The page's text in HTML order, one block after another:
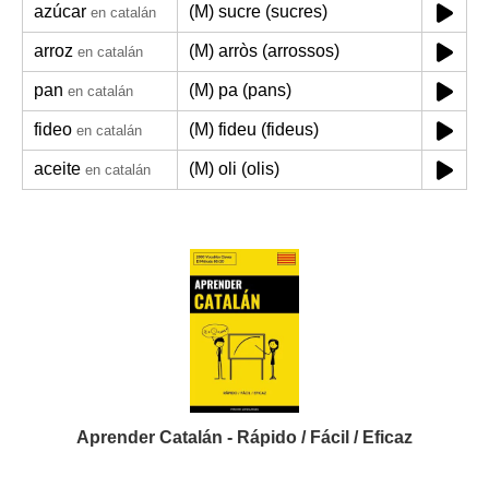
azúcar en catalán (M) sucre (sucres)
arroz en catalán (M) arròs (arrossos)
pan en catalán (M) pa (pans)
fideo en catalán (M) fideu (fideus)
aceite en catalán (M) oli (olis)
Aprender Catalán - Rápido / Fácil / Eficaz